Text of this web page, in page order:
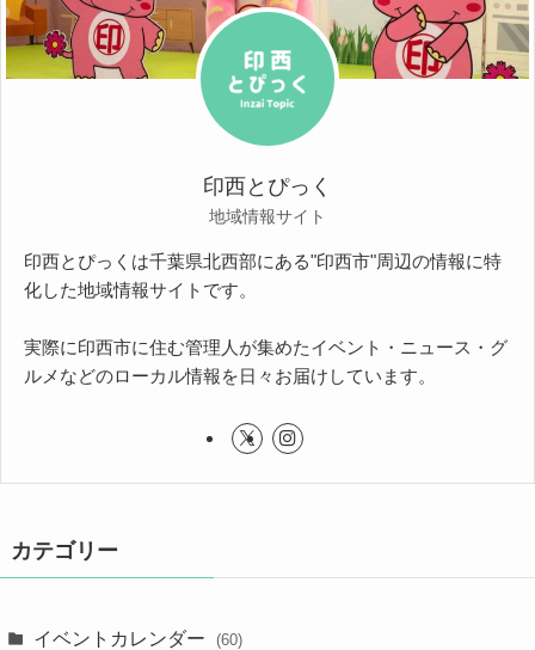
印西とぴっく
地域情報サイト
印西とぴっくは千葉県北西部にある"印西市"周辺の情報に特
化した地域情報サイトです。
実際に印西市に住む管理人が集めたイベント・ニュース・グ
ルメなどのローカル情報を日々お届けしています。
カテゴリー
イベントカレンダー (60)